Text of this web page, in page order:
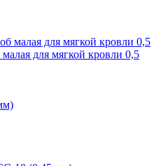
для мягкой кровли 0,5